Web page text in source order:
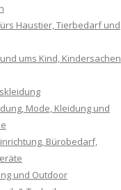
Haustier, Tierbedarf und
ums Kind, Kindersachen
Mode, Kleidung und
Bürobedarf,
und Outdoor